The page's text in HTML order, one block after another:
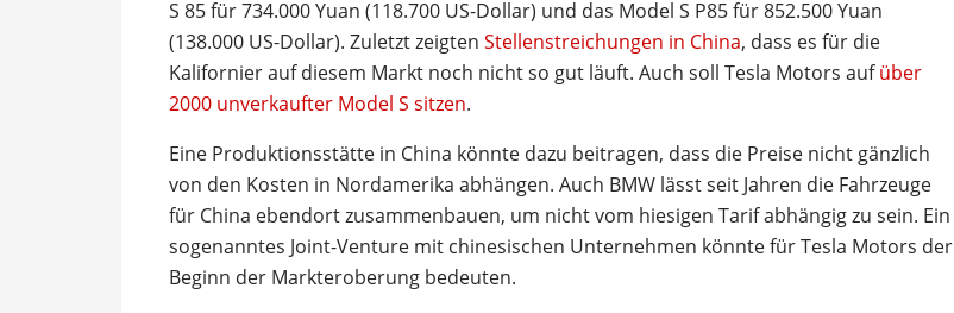
S 85 für 734.000 Yuan (118.700 US-Dollar) und das Model S P85 für 852.500 Yuan
(138.000 US-Dollar). Zuletzt zeigten Stellenstreichungen in China, dass es für die
Kalifornier auf diesem Markt noch nicht so gut läuft. Auch soll Tesla Motors aufüber
2000 unverkaufter Model S sitzen.
Eine Produktionsstätte in China könnte dazu beitragen, dass die Preise nicht gänzlich
von den Kosten in Nordamerika abhängen. Auch BMW lässt seit Jahren die Fahrzeuge
für China ebendort zusammenbauen, um nicht vom hiesigen Tarif abhängig zu sein. Ein
sogenanntes Joint-Venture mit chinesischen Unternehmen könnte für Tesla Motors der
Beginn der Markteroberung bedeuten.